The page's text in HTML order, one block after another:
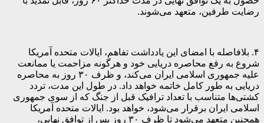
رضایت طرفین، متعهد می‌شوند.
۴. بلافاصله با امضای این یادداشت تفاهم، ایالات متحده آمریکا
شروع به رفع محاصره دریایی خود و هرگونه مزاحمت یا ممانعت
علیه جمهوری اسلامی ایران می‌کند، و ظرف ۳۰ روز به محاصره
دریایی به طور کامل خاتمه خواهد داد. در طول این مدت، تردد
کشتی‌ها متناسب با تعداد ترافیک قبل از جنگ که از سوی جمهوری
اسلامی ایران برقرار می‌شود، خواهد بود. ایالات متحده آمریکا
همچنین متعهد می‌شود تا ظرف ۳۰ روز پس از توافق نهایی،